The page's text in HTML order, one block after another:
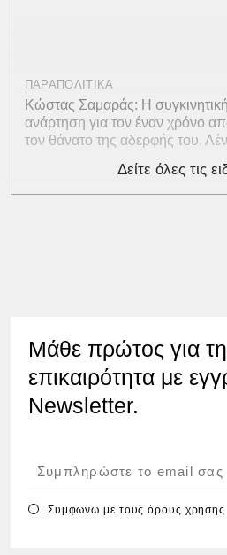
ΠΑΡΑΠΟΛΙΤΙΚΑ
Κώστας Σαμαράς: Η συγκινητική
ανάρτηση για τον έναν χρόνο
τον θάνατο της αδερφής του,
Δείτε όλες τις
Μάθε πρώτος για
επικαιρότητα με
Newsletter.
Συμφωνώ με τουςόρους χρήσης